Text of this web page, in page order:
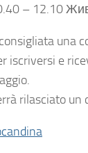
– 12.10
una
iscriversi e
rilasciato un